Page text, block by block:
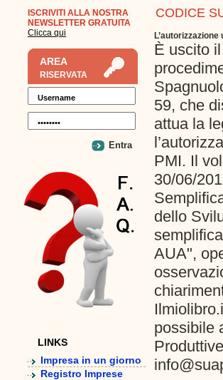
ISCRIVITI ALLA NOSTRA
NEWSLETTER GRATUITA
Clicca qui
AREA
RISERVATA
LINKS
Impresa in un giorno
Registro Imprese
CODICE
È uscito
59, che
attua la
PMI. Il
30/06/
dello
AUA",
possibile